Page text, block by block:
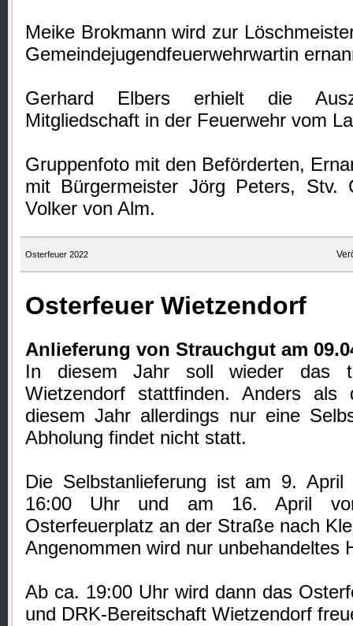
Meike Brokmann wird zur
Gemeindejugendfeuerwehrwartin
Gerhard Elbers erhielt die
Mitgliedschaft in der Feuerwehr vom
Gruppenfoto mit den Beförderten,
mit Bürgermeister Jörg Peters, Stv.
Volker von Alm.
Osterfeuer 2022
Osterfeuer Wietzendorf
Anlieferung von Strauchgut am
In diesem Jahr soll wieder das
Wietzendorf stattfinden. Anders als
diesem Jahr allerdings nur eine
Abholung findet nicht statt.
Die Selbstanlieferung ist am 9.
16:00 Uhr und am 16. April
Osterfeuerplatz an der Straße nach
Angenommen wird nur unbehandeltes
Ab ca. 19:00 Uhr wird dann das
und DRK-Bereitschaft Wietzendorf